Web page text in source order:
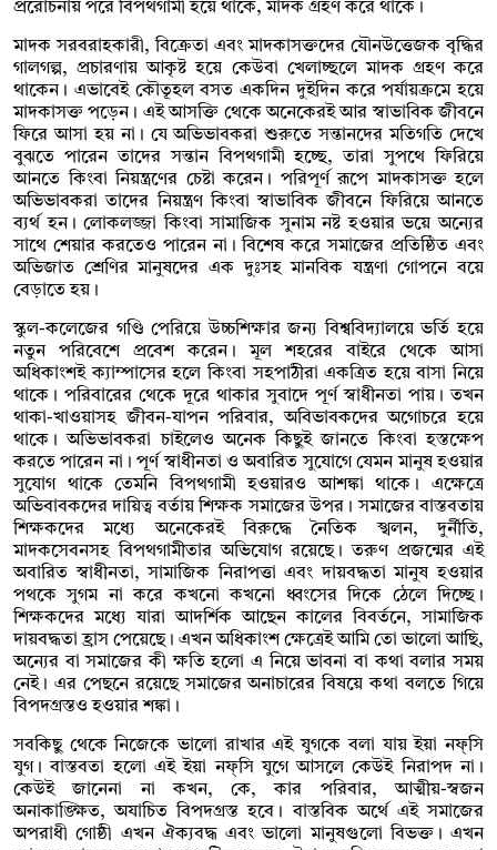
প্ররোচনায় পরে বিপথগামী হয়ে থাকে, মাদক গ্রহণ করে থাকে।
মাদক সরবরাহকারী, বিক্রেতা এবং মাদকাসক্তদের যৌনউত্তেজক বৃদ্ধির
গালগল্প, প্রচারণায় আকৃষ্ট হয়ে কেউবা খেলাচ্ছলে মাদক গ্রহণ করে
থাকেন। এভাবেই কৌতূহল বসত একদিন দুইদিন করে পর্যায়ক্রমে হয়ে
মাদকাসক্ত পড়েন। এই আসক্তি থেকে অনেকেরই আর স্বাভাবিক জীবনে
ফিরে আসা হয় না। যে অভিভাবকরা শুরুতে সন্তানদের মতিগতি দেখে
বুঝতে পারেন তাদের সন্তান বিপথগামী হচ্ছে, তারা সুপথে ফিরিয়ে
আনতে কিংবা নিয়ন্ত্রণের চেষ্টা করেন। পরিপূর্ণ রূপে মাদকাসক্ত হলে
অভিভাবকরা তাদের নিয়ন্ত্রণ কিংবা স্বাভাবিক জীবনে ফিরিয়ে আনতে
ব্যর্থ হন। লোকলজ্জা কিংবা সামাজিক সুনাম নষ্ট হওয়ার ভয়ে অন্যের
সাথে শেয়ার করতেও পারেন না। বিশেষ করে সমাজের প্রতিষ্ঠিত এবং
অভিজাত শ্রেণির মানুষদের এক দুঃসহ মানবিক যন্ত্রণা গোপনে বয়ে
বেড়াতে হয়।
স্কুল-কলেজের গণ্ডি পেরিয়ে উচ্চশিক্ষার জন্য বিশ্ববিদ্যালয়ে ভর্তি হয়ে
নতুন পরিবেশে প্রবেশ করেন। মূল শহরের বাইরে থেকে আসা
অধিকাংশই ক্যাম্পাসের হলে কিংবা সহপাঠীরা একত্রিত হয়ে বাসা নিয়ে
থাকে। পরিবারের থেকে দূরে থাকার সুবাদে পূর্ণ স্বাধীনতা পায়। তখন
থাকা-খাওয়াসহ জীবন-যাপন পরিবার, অবিভাবকদের অগোচরে হয়ে
থাকে। অভিভাবকরা চাইলেও অনেক কিছুই জানতে কিংবা হস্তক্ষেপ
করতে পারেন না। পূর্ণ স্বাধীনতা ও অবারিত সুযোগে যেমন মানুষ হওয়ার
সুযোগ থাকে তেমনি বিপথগামী হওয়ারও আশঙ্কা থাকে। এক্ষেত্রে
অভিবাবকদের দায়িত্ব বর্তায় শিক্ষক সমাজের উপর। সমাজের বাস্তবতায়
শিক্ষকদের মধ্যে অনেকেরই বিরুদ্ধে নৈতিক স্খলন, দুর্নীতি,
মাদকসেবনসহ বিপথগামীতার অভিযোগ রয়েছে। তরুণ প্রজন্মের এই
অবারিত স্বাধীনতা, সামাজিক নিরাপত্তা এবং দায়বদ্ধতা মানুষ হওয়ার
পথকে সুগম না করে কখনো কখনো ধ্বংসের দিকে ঠেলে দিচ্ছে।
শিক্ষকদের মধ্যে যারা আদর্শিক আছেন কালের বিবর্তনে, সামাজিক
দায়বদ্ধতা হ্রাস পেয়েছে । এখন অধিকাংশ ক্ষেত্রেই আমি তো ভালো আছি,
অন্যের বা সমাজের কী ক্ষতি হলো এ নিয়ে ভাবনা বা কথা বলার সময়
নেই। এর পেছনে রয়েছে সমাজের অনাচারের বিষয়ে কথা বলতে গিয়ে
বিপদগ্রস্তও হওয়ার শঙ্কা।
সবকিছু থেকে নিজেকে ভালো রাখার এই যুগকে বলা যায় ইয়া নফ্সি
যুগ। বাস্তবতা হলো এই ইয়া নফ্সি যুগে আসলে কেউই নিরাপদ না।
কেউই জানেনা না কখন, কে, কার পরিবার, আত্মীয়-স্বজন
অনাকাঙ্ক্ষিত, অযাচিত বিপদগ্রস্ত হবে। বাস্তবিক অর্থে এই সমাজের
অপরাধী গোষ্ঠী এখন ঐক্যবদ্ধ এবং ভালো মানুষগুলো বিভক্ত। এখন